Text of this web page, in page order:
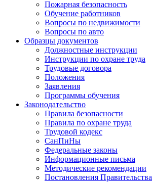
Пожарная безопасность
Обучение работников
Вопросы по недвижимости
Вопросы по авто
Образцы документов
Должностные инструкции
Инструкции по охране труда
Трудовые договора
Положения
Заявления
Программы обучения
Законодательство
Правила безопасности
Правила по охране труда
Трудовой кодекс
СанПиНы
Федеральные законы
Информационные письма
Методические рекомендации
Постановления Правительства